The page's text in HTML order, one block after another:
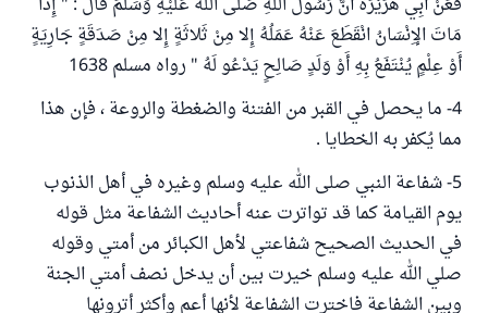
مَاتَ الإِنْسَانُ انْقَطَعَ عَنْهُ عَمَلُهُ إِلا مِنْ ثَلاثَةٍ إِلا مِنْ صَدَقَةٍ جَارِيَةٍ
أَوْ عِلْمٍ يُنْتَفَعُ بِهِ أَوْ وَلَدٍ صَالِحٍ يَدْعُو لَهُ " رواه مسلم 1638
4- ما يحصل في القبر من الفتنة والضغطة والروعة ، فإن هذا
مما يُكفر به الخطايا .
5- شفاعة النبي صلى الله عليه وسلم وغيره في أهل الذنوب
يوم القيامة كما قد تواترت عنه أحاديث الشفاعة مثل قوله
في الحديث الصحيح شفاعتي لأهل الكبائر من أمتي وقوله
صلي الله عليه وسلم خيرت بين أن يدخل نصف أمتي الجنة
وبين الشفاعة فاخترت الشفاعة لأنها أعم وأكثر أترونها